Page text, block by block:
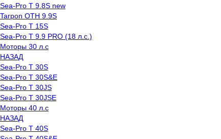
Sea-Pro T 9.8S new
Tarpon OTH 9.9S
Sea-Pro T 15S
Sea-Pro T 9.9 PRO (18 л.с.)
Моторы 30 л.с
НАЗАД
Sea-Pro T 30S
Sea-Pro T 30S&E
Sea-Pro T 30JS
Sea-Pro T 30JSE
Моторы 40 л.с
НАЗАД
Sea-Pro T 40S